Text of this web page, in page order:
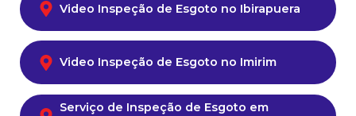
Video Inspeção de Esgoto no Ibirapuera
Video Inspeção de Esgoto no Imirim
Serviço de Inspeção de Esgoto em